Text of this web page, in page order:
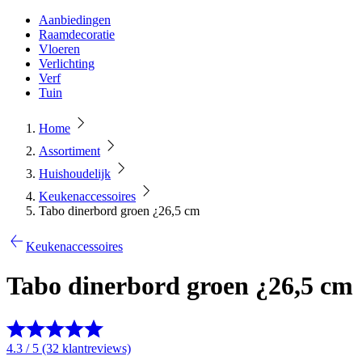
Aanbiedingen
Raamdecoratie
Vloeren
Verlichting
Verf
Tuin
Home
Assortiment
Huishoudelijk
Keukenaccessoires
Tabo dinerbord groen ¿26,5 cm
Keukenaccessoires
Tabo dinerbord groen ¿26,5 cm
4.3 / 5 (32 klantreviews)